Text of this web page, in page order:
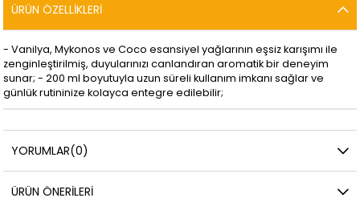
ÜRÜN ÖZELLIKLERI
- Vanilya, Mykonos ve Coco esansiyel yağlarının eşsiz karışımı ile
zenginleştirilmiş, duyularınızı canlandıran aromatik bir deneyim
sunar; - 200 ml boyutuyla uzun süreli kullanım imkanı sağlar ve
günlük rutininize kolayca entegre edilebilir;
YORUMLAR(0)
ÜRÜN ÖNERILERI